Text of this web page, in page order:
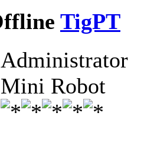
TigPT
Administrator
Mini Robot